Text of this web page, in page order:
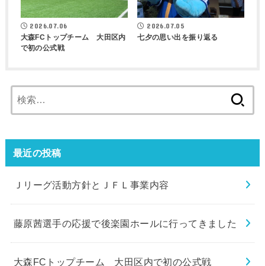
2026.07.06
大森FCトップチーム 大田区内
で初の公式戦
2026.07.05
七夕の思い出を振り返る
索:
最近の投稿
Ｊリーグ活動方針とＪＦＬ事業内容
藤原茜選手の応援で後楽園ホールに行ってきました
大森FCトップチーム 大田区内で初の公式戦